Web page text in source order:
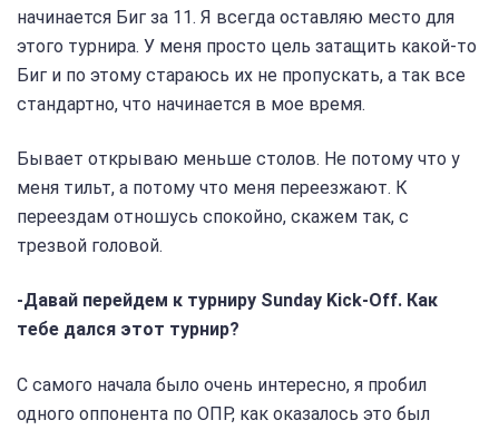
начинается Биг за 11. Я всегда оставляю место для
этого турнира. У меня просто цель затащить какой-то
Биг и по этому стараюсь их не пропускать, а так все
стандартно, что начинается в мое время.
Бывает открываю меньше столов. Не потому что у
меня тильт, а потому что меня переезжают. К
переездам отношусь спокойно, скажем так, с
трезвой головой.
-Давай перейдем к турниру Sunday Kick-Off. Как
тебе дался этот турнир?
С самого начала было очень интересно, я пробил
одного оппонента по ОПР, как оказалось это был